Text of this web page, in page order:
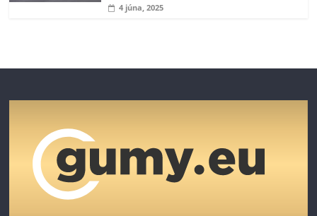
4 júna, 2025